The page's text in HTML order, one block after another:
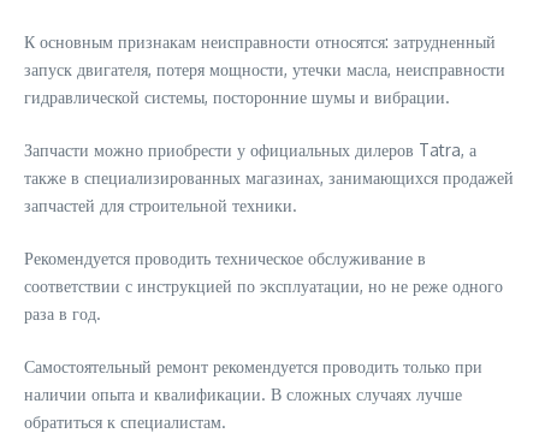
К основным признакам неисправности относятся: затрудненный
запуск двигателя, потеря мощности, утечки масла, неисправности
гидравлической системы, посторонние шумы и вибрации.
Запчасти можно приобрести у официальных дилеров Tatra, а
также в специализированных магазинах, занимающихся продажей
запчастей для строительной техники.
Рекомендуется проводить техническое обслуживание в
соответствии с инструкцией по эксплуатации, но не реже одного
раза в год.
Самостоятельный ремонт рекомендуется проводить только при
наличии опыта и квалификации. В сложных случаях лучше
обратиться к специалистам.